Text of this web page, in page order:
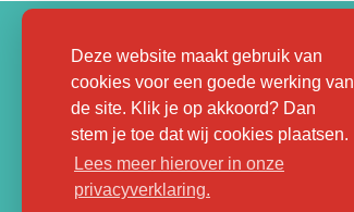
Deze website maakt gebruik van
cookies voor een goede werking van
de site. Klik je op akkoord? Dan
stem je toe dat wij cookies plaatsen.
Lees meer hierover in onze
privacyverklaring.